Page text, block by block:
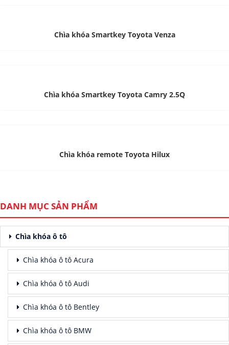
Chìa khóa Smartkey Toyota Venza
Chìa khóa Smartkey Toyota Camry 2.5Q
Chìa khóa remote Toyota Hilux
DANH MỤC SẢN PHẨM
Chìa khóa ô tô
Chìa khóa ô tô Acura
Chìa khóa ô tô Audi
Chìa khóa ô tô Bentley
Chìa khóa ô tô BMW